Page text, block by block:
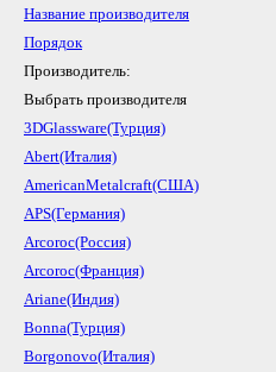
Название производителя
Порядок
Производитель:
Выбрать производителя
3DGlassware(Турция)
Abert(Италия)
AmericanMetalcraft(США)
APS(Германия)
Arcoroc(Россия)
Arcoroc(Франция)
Ariane(Индия)
Bonna(Турция)
Borgonovo(Италия)